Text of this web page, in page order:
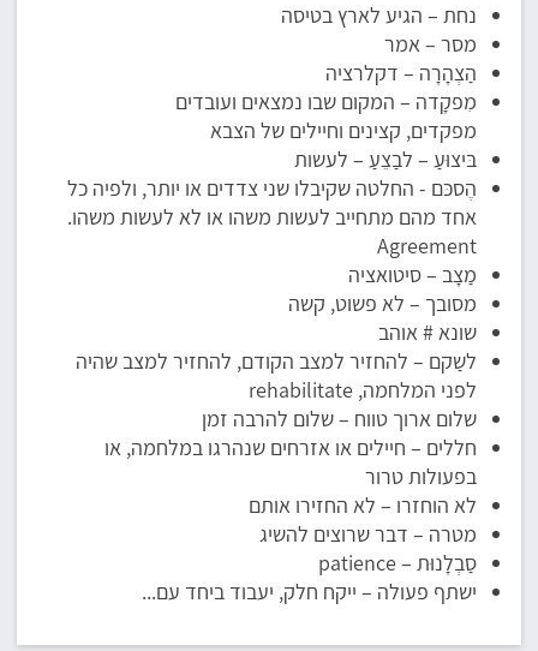
נחת – הגיע לארץ בטיסה
מסר – אמר
הַצְהָרָה – דקלרציה
מִפקָדה – המקום שבו נמצאים ועובדים
מפקדים, קצינים וחיילים של הצבא
בּיצוּעַ – לבַצֵעַ – לעשות
הֶסכּם - החלטה שקיבלו שני צדדים או יותר, ולפיה כל
אחד מהם מתחייב לעשות משהו או לא לעשות משהו.
Agreement
מַצָב – סיטואציה
מסובך – לא פשוט, קשה
שונא # אוהב
לשַקם – להחזיר למצב הקודם, להחזיר למצב שהיה
לפני המלחמה, rehabilitate
שלום ארוך טווח – שלום להרבה זמן
חללים – חיילים או אזרחים שנהרגו במלחמה, או
בפעולות טרור
לא הוחזרו – לא החזירו אותם
מטרה – דבר שרוצים להשיג
סַבְלָנוּת – patience
ישתף פעולה – ייקח חלק, יעבוד ביחד עם...